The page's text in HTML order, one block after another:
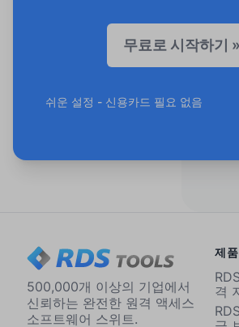
무료로 시작하기 »
쉬운 설정 - 신용카드 필요 없음
500,000개 이상의 기업에서
신뢰하는 완전한 원격 액세스
소프트웨어 스위트.
제품
격